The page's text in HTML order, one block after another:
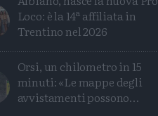
Loco: è la 14ª affiliata in
Trentino nel 2026
Orsi, un chilometro in 15
minuti: «Le mappe degli
avvistamenti possono